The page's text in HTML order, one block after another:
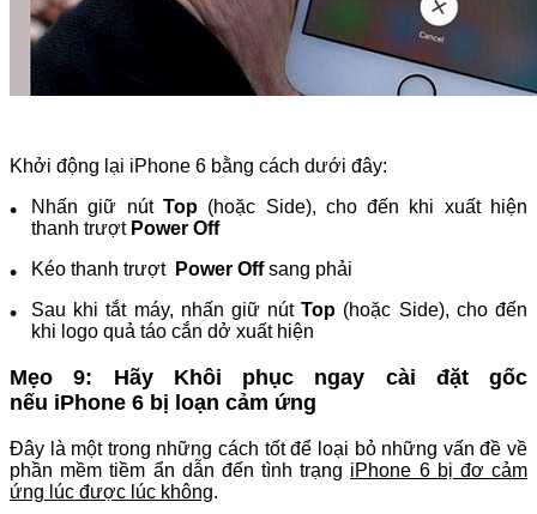
Khởi động lại iPhone 6 bằng cách dưới đây:
Nhấn giữ nút Top(hoặc Side), cho đến khi xuất hiện
thanh trượtPower Off
Kéo thanh trượt Power Offsang phải
Sau khi tắt máy, nhấn giữ nútTop (hoặc Side), cho đến
khi logo quả táo cắn dở xuất hiện
Mẹo 9: Hãy Khôi phục ngay cài đặt gốc
nếu iPhone 6 bị loạn cảm ứng
Đây là một trong những cách tốt để loại bỏ những vấn đề về
phần mềm tiềm ẩn dẫn đến tình trạng iPhone 6 bị đơ cảm
ứng lúc được lúc không.